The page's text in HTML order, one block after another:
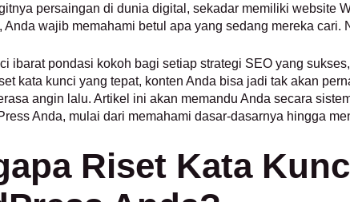
persaingan di dunia digital, sekadar memiliki website
Anda wajib memahami betul apa yang sedang mereka cari.
ibarat pondasi kokoh bagi setiap strategi SEO yang
kata kunci yang tepat, konten Anda bisa jadi tak akan
angin lalu. Artikel ini akan memandu Anda secara
Anda, mulai dari memahami dasar-dasarnya hingga
Riset Kata